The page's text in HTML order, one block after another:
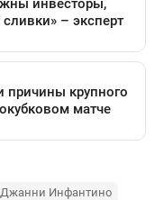
Джанни Инфантино